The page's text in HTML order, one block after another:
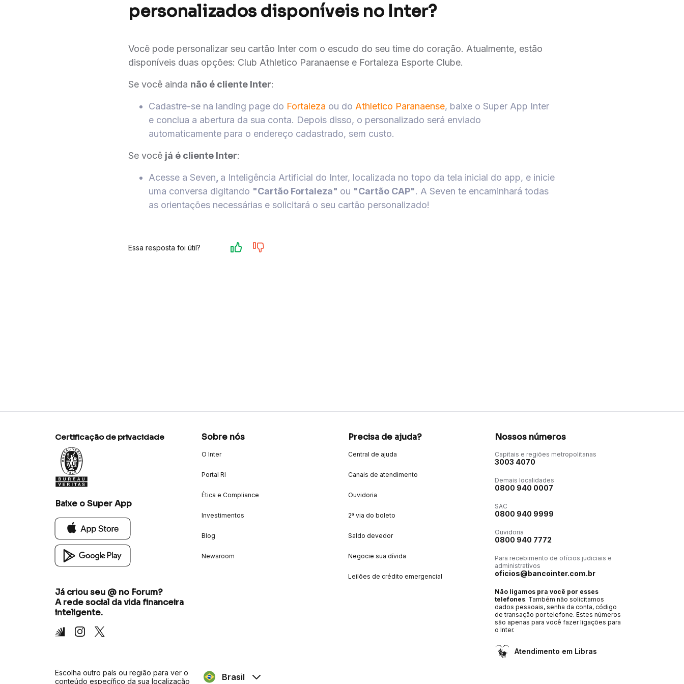
personalizados disponíveis no Inter?
Você pode personalizar seu cartão Inter com o escudo do seu time do coração. Atualmente, estão
disponíveis duas opções: Club Athletico Paranaense e Fortaleza Esporte Clube.
Se você ainda não é cliente Inter:
Cadastre-se na landing page do Fortaleza ou do Athletico Paranaense, baixe o Super App Inter
e conclua a abertura da sua conta. Depois disso, o personalizado será enviado
automaticamente para o endereço cadastrado, sem custo.
Se você já é cliente Inter:
Acesse a Seven, a Inteligência Artificial do Inter, localizada no topo da tela inicial do app, e inicie
uma conversa digitando "Cartão Fortaleza" ou "Cartão CAP". A Seven te encaminhará todas
as orientações necessárias e solicitará o seu cartão personalizado!
Essa resposta foi útil?
Certificação de privacidade
Baixe o Super App
Já criou seu @ no Forum?
A rede social da vida financeira
inteligente.
Inter Instagram
X
Sobre nós
O Inter
Portal RI
Ética e Compliance
Investimentos
Blog
Newsroom
Precisa de ajuda?
Central de ajuda
Canais de atendimento
Ouvidoria
2ª via do boleto
Saldo devedor
Negocie sua dívida
Leilões de crédito emergencial
Nossos números
Capitais e regiões metropolitanas
3003 4070
Demais localidades
0800 940 0007
SAC
0800 940 9999
Ouvidoria
0800 940 7772
Para recebimento de ofícios judiciais e
administrativos
oficios@bancointer.com.br
Não ligamos pra você por esses
telefones. Também não solicitamos
dados pessoais, senha da conta, código
de transação por telefone. Estes números
são apenas para você fazer ligações para
o Inter.
Atendimento em Libras
Escolha outro país ou região para ver o
conteúdo específico da sua localização
Brasil